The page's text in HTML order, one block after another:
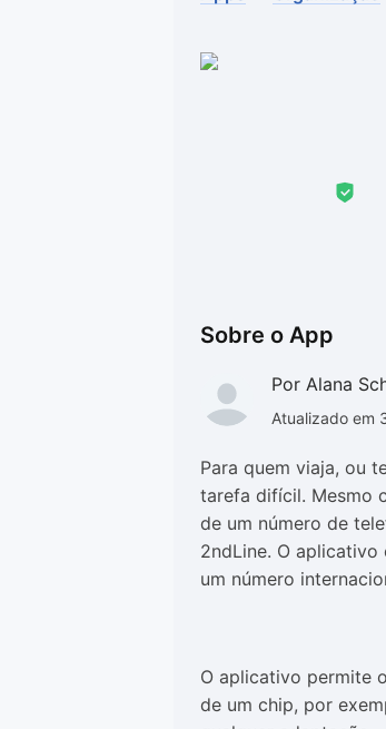
Sobre o App
Por Alana
Atualizado em
Para quem viaja, ou
tarefa difícil. Mesmo
de um número de
2ndLine. O
um número
O aplicativo permite
de um chip, por